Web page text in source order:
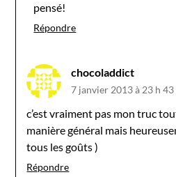
pensé!
Répondre
chocoladdict
7 janvier 2013 à 23 h
c’est vraiment pas mon truc
manière général mais
tous les goûts )
Répondre